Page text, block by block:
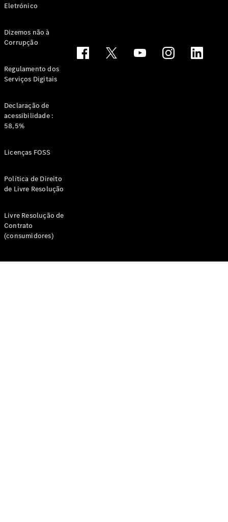
Eletrónico
Dizemos não à
Corrupção
Regulamento dos
Serviços Digitais
Declaração de
acessibilidade :
58,5%
Licenças FOSS
Política de Direito
de Livre Resolução
Livre Resolução de
Contrato
(consumidores)